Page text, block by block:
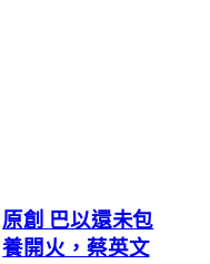
原創 巴以還未包
養開火，蔡英文